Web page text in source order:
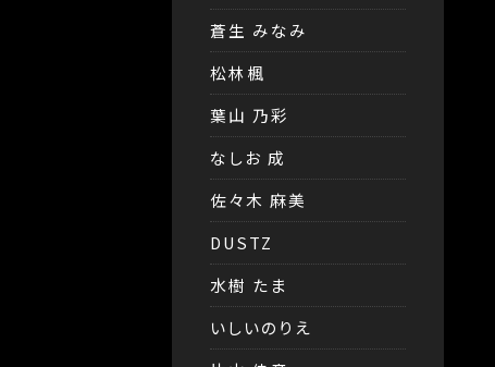
蒼生 みなみ
松林楓
葉山 乃彩
なしお 成
佐々木 麻美
DUSTZ
水樹 たま
いしいのりえ